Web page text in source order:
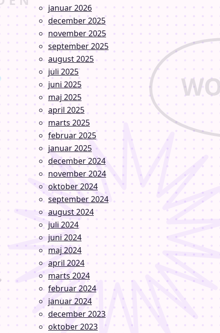
januar 2026
december 2025
november 2025
september 2025
august 2025
juli 2025
juni 2025
maj 2025
april 2025
marts 2025
februar 2025
januar 2025
december 2024
november 2024
oktober 2024
september 2024
august 2024
juli 2024
juni 2024
maj 2024
april 2024
marts 2024
februar 2024
januar 2024
december 2023
oktober 2023